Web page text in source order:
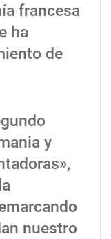
francesa
ha
de
y
nuestro